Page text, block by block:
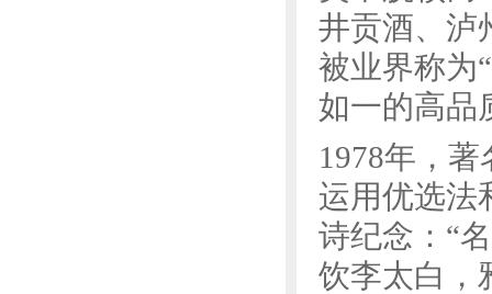
井贡酒、泸
被业界称为
如一的高品
1978年，
运用优选法
诗纪念：“
饮李太白，